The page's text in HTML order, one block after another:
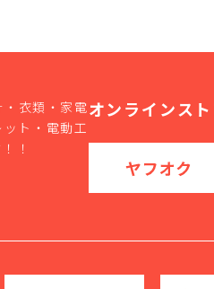
衣類・家電
ト・電動工
！
オンラインス